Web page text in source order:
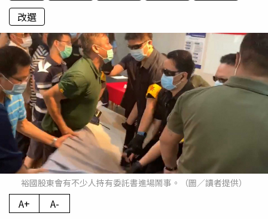
改選
裕國股東會有不少人持有委託書進場鬧事。（圖／讀者提供）
A+ A-